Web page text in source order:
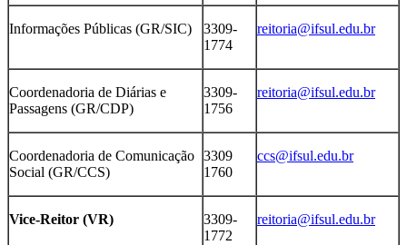
Informações Públicas (GR/SIC)
3309-
1774
reitoria@ifsul.edu.br
Coordenadoria de Diárias e
Passagens (GR/CDP)
3309-
1756
reitoria@ifsul.edu.br
Coordenadoria de Comunicação
Social (GR/CCS)
3309
1760
ccs@ifsul.edu.br
Vice-Reitor (VR)
3309-
1772
reitoria@ifsul.edu.br